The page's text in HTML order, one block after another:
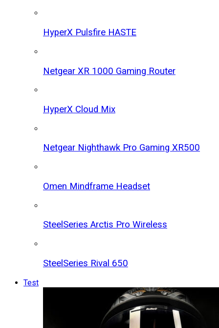
HyperX Pulsfire HASTE
Netgear XR 1000 Gaming Router
HyperX Cloud Mix
Netgear Nighthawk Pro Gaming XR500
Omen Mindframe Headset
SteelSeries Arctis Pro Wireless
SteelSeries Rival 650
Test